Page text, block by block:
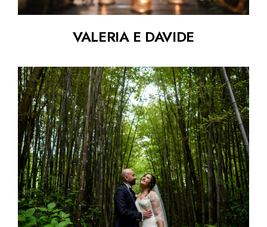
VALERIA E DAVIDE